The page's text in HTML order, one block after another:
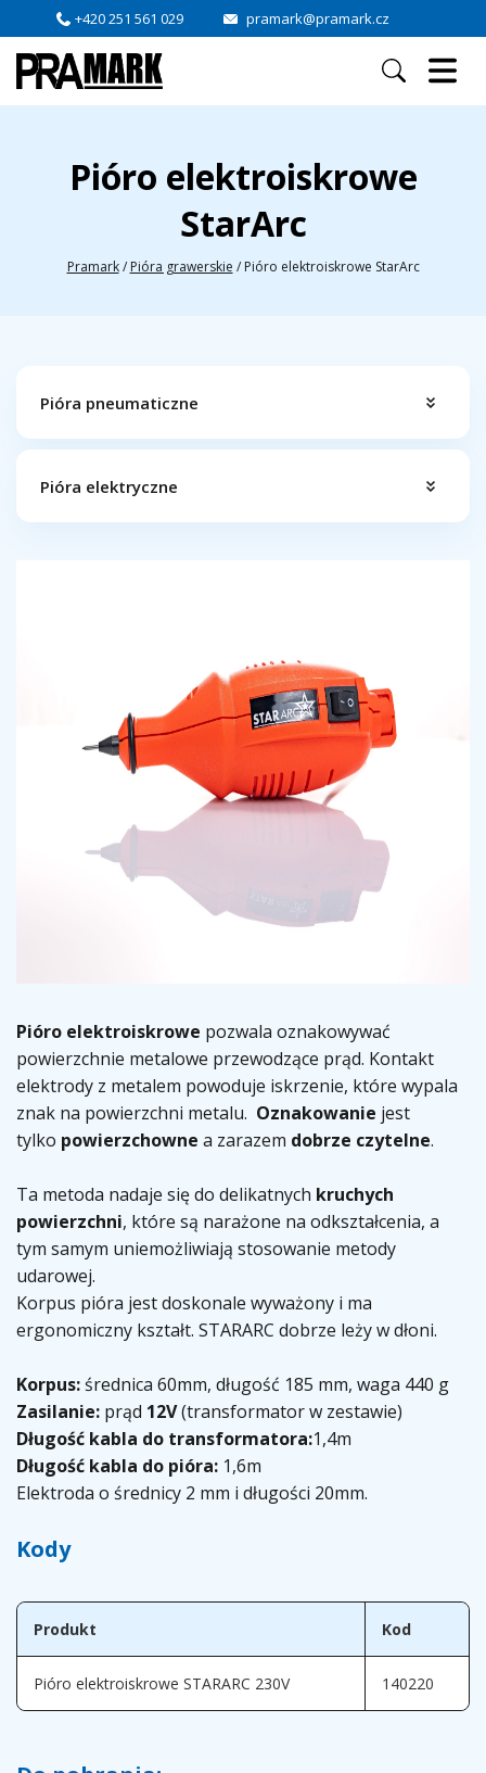
+420 251 561 029 pramark@pramark.cz
Pióro elektroiskrowe
StarArc
Pramark / Pióra grawerskie / Pióro elektroiskrowe StarArc
Pióra pneumaticzne
Pióra elektryczne
Pióro elektroiskrowe pozwala oznakowywać
powierzchnie metalowe przewodzące prąd. Kontakt
elektrody z metalem powoduje iskrzenie, które wypala
znak na powierzchni metalu. Oznakowanie jest
tylko powierzchowne a zarazem dobrze czytelne.
Ta metoda nadaje się do delikatnych kruchych
powierzchni, które są narażone na odkształcenia, a
tym samym uniemożliwiają stosowanie metody
udarowej.
Korpus pióra jest doskonale wyważony i ma
ergonomiczny kształt. STARARC dobrze leży w dłoni.
Korpus:średnica 60mm, długość 185 mm, waga 440 g
Zasilanie: prąd 12V(transformator w zestawie)
Długość kabla do transformatora:1,4m
Długość kabla do pióra: 1,6m
Elektroda o średnicy 2 mm i długości 20mm.
Kody
Produkt Kod
Pióro elektroiskrowe STARARC 230V 140220